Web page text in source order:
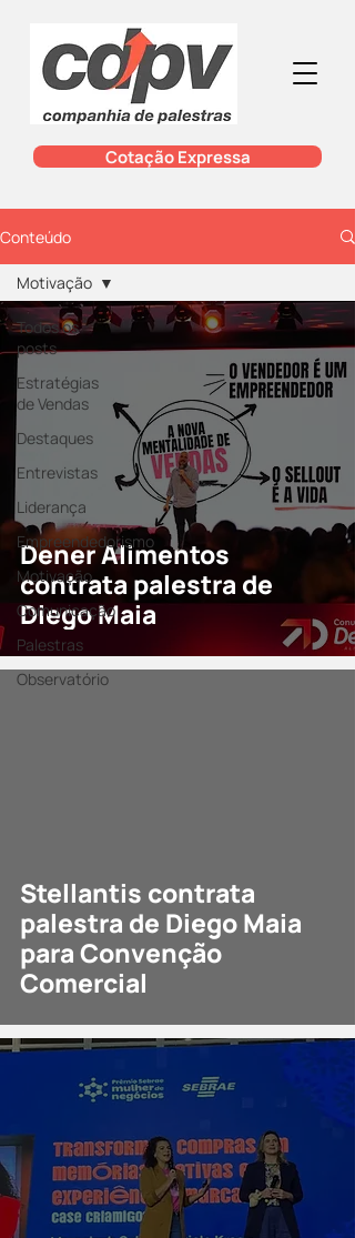
Cotação Expressa
Conteúdo
Todos os
posts
Estratégias
de Vendas
Destaques
Entrevistas
Liderança
Empreendedorismo
Motivação
Comunicação
Palestras
Observatório
Motivação
Dener Alimentos
contrata palestra de
Diego Maia
Stellantis contrata
palestra de Diego Maia
para Convenção
Comercial